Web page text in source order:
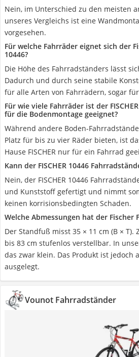
Nein, im Unterschied zu den meisten
unseres Vergleichs ist eine
vorgesehen.
Für welche Fahrräder eignet sich der
10446?
Die Höhe des Fahrradständers lässt
Dadurch und durch seine stabile
für alle Arten von Fahrrädern, sogar
Für wie viele Fahrräder ist der
für die Bodenmontage geeignet?
Während andere Boden-
Platz für bis zu vier Räder bieten, ist
Hause FISCHER nur für ein Fahrrad
Kann der FISCHER 10446
Nein, der FISCHER 10446
und Kunststoff gefertigt und nimmt
keinen korrisionsbedingten Schaden.
Welche Abmessungen hat der Fischer
Der Standfuß misst 35 × 11 cm (B × T).
bis 83 cm stufenlos verstellbar. In
das zwar klein. Das Produkt ist jedoch
ausgelegt.
Vounot Fahrradständer